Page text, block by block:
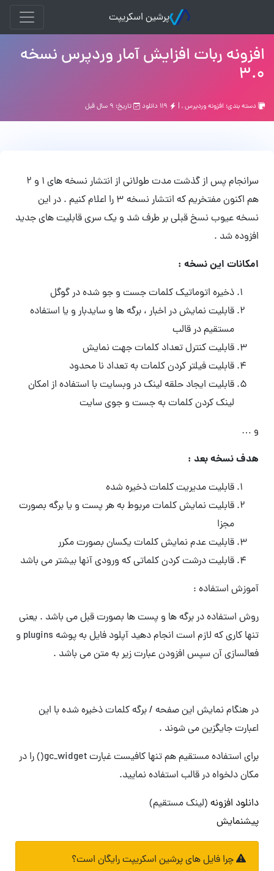
پرشین اسکریپت
افزونه ربات افزایش آمار وردپرس نسخه
۳.۰
دسته بندی: افزونه وردپرس, | تاریخ: ۹ سال قبل
سرانجام پس از گذشت مدت طولانی از انتشار نسخه های ۱ و ۲
هم اکنون مفتخریم که انتشار نسخه ۳ را اعلام کنیم . در این
نسخه عیوب نسخ قبلی بر طرف شد و یک سری قابلیت های جدید
افزوده شد .
امکانات این نسخه :
ذخیره اتوماتیک کلمات جست و جو شده در گوگل
قابلیت نمایش در اخبار ، برگه ها و سایدبار و یا استفاده
مستقیم در قالب
قابلیت کنترل تعداد کلمات جهت نمایش
قابلیت فیلتر کردن کلمات به تعداد نا محدود
قابلیت ایجاد حلقه لینک در وبسایت با استفاده از امکان
لینک کردن کلمات به جست و جوی سایت
و …
هدف نسخه بعد :
قابلیت مدیریت کلمات ذخیره شده
قابلیت نمایش کلمات مربوط به هر پست و یا برگه بصورت
مجزا
قابلیت عدم نمایش کلمات یکسان بصورت مکرر
قابلیت درشت کردن کلماتی که ورودی آنها بیشتر می باشد
آموزش استفاده :
روش استفاده در برگه ها و پست ها بصورت قبل می باشد . یعنی
تنها کاری که لازم است انجام دهید آپلود فایل به پوشه plugins و
فعالسازی آن سپس افزودن عبارت زیر به متن می باشد .
در هنگام نمایش این صفحه / برگه کلمات ذخیره شده با این
اعبارت جایگزین می شوند .
برای استفاده مستقیم هم تنها کافیست غبارت gc_widget() را در
مکان دلخواه در قالب استفاده نمایید.
دانلود افزونه (لینک مستقیم)
پیشنمایش
چرا فایل های پرشین اسکریپت رایگان است؟